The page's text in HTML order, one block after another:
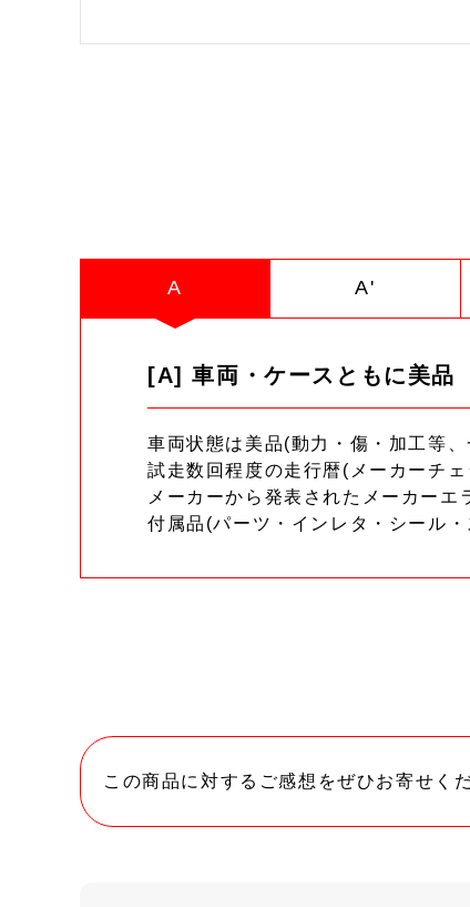
A A'
[A] 車両・ケースともに美品
車両状態は美品(動力・傷・加工等
試走数回程度の走行暦(メーカーチ
メーカーから発表されたメーカーエ
付属品(パーツ・インレタ・シール
この商品に対するご感想をぜひお寄せく